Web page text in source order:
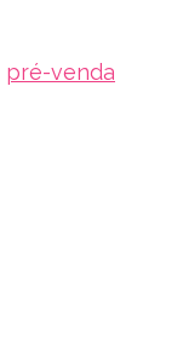
pré-venda